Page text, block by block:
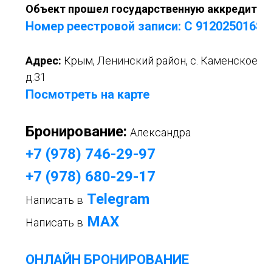
Объект прошел государственную
Номер реестровой записи: С
Адрес: Крым, Ленинский район, с.
д.31
Посмотреть на карте
Бронирование: Александра
+7 (978) 746-29-97
+7 (978) 680-29-17
Написать в Telegram
Написать в МАХ
ОНЛАЙН БРОНИРОВАНИЕ